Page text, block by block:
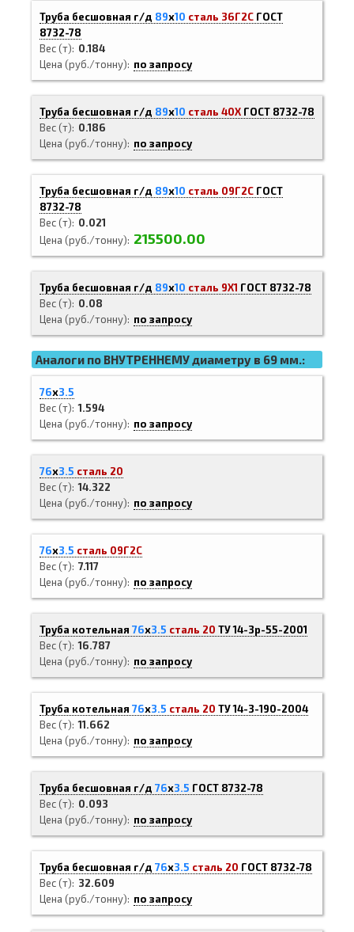
Труба бесшовная г/д 89х10 сталь 36Г2С ГОСТ
8732-78
Вес (т)
0.184
Цена (руб./тонну)
по запросу
Труба бесшовная г/д 89х10 сталь 40Х ГОСТ 8732-78
Вес (т)
0.186
Цена (руб./тонну)
по запросу
Труба бесшовная г/д 89х10 сталь 09Г2С ГОСТ
8732-78
Вес (т)
0.021
Цена (руб./тонну)
215500.00
Труба бесшовная г/д 89х10 сталь 9Х1 ГОСТ 8732-78
Вес (т)
0.08
Цена (руб./тонну)
по запросу
Аналоги по ВНУТРЕННЕМУ диаметру в 69 мм.:
76х3.5
Вес (т) 1.594
Цена (руб./тонну)
по запросу
76х3.5 сталь 20
Вес (т) 14.322
Цена (руб./тонну)
по запросу
76х3.5 сталь 09Г2С
Вес (т) 7.117
Цена (руб./тонну)
по запросу
Труба котельная 76х3.5 сталь 20 ТУ 14-3р-55-2001
Вес (т) 16.787
Цена (руб./тонну)
по запросу
Труба котельная 76х3.5 сталь 20 ТУ 14-3-190-2004
Вес (т) 11.662
Цена (руб./тонну)
по запросу
Труба бесшовная г/д 76х3.5 ГОСТ 8732-78
Вес (т)
0.093
Цена (руб./тонну)
по запросу
Труба бесшовная г/д 76х3.5 сталь 20 ГОСТ 8732-78
Вес (т)
32.609
Цена (руб./тонну)
по запросу